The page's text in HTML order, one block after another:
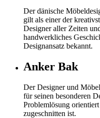
Der dänische
gilt als einer der
Designer aller Zeiten
handwerkliches
Designansatz bekannt.
Anker Bak
Der Designer und
für seinen besonderen
Problemlösung
zugeschnitten ist.